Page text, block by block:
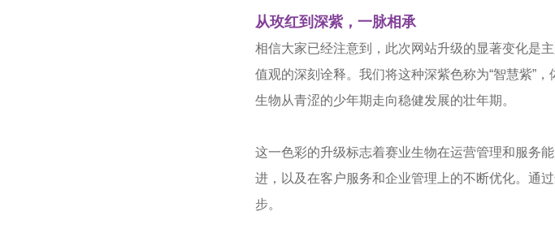
从玫红到深紫，一脉相承
相信大家已经注意到，此次网站升级的显著变化是
值观的深刻诠释。我们将这种深紫色称为“智慧紫”
生物从青涩的少年期走向稳健发展的壮年期。
这一色彩的升级标志着赛业生物在运营管理和服务
进，以及在客户服务和企业管理上的不断优化。通
步。